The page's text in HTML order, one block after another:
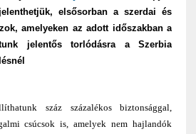
elsősorban a szerdai és
amelyeken az adott időszakban a
jelentős torlódásra a Szerbia
száz százalékos biztonsággal,
csúcsok is, amelyek nem hajlandók